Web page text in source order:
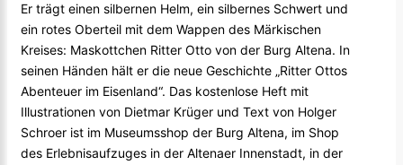
Er trägt einen silbernen Helm, ein silbernes Schwert und
ein rotes Oberteil mit dem Wappen des Märkischen
Kreises: Maskottchen Ritter Otto von der Burg Altena. In
seinen Händen hält er die neue Geschichte „Ritter Ottos
Abenteuer im Eisenland“. Das kostenlose Heft mit
Illustrationen von Dietmar Krüger und Text von Holger
Schroer ist im Museumsshop der Burg Altena, im Shop
des Erlebnisaufzuges in der Altenaer Innenstadt, in der